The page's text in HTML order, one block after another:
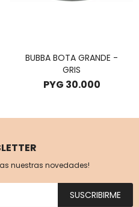
BUBBA BOTA GRANDE -
GRIS
PYG 30.000
nuestras novedades!
SUSCRIBIRME